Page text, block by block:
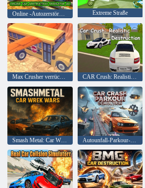
Online -Autozerstörungssimulator 3D Extreme Straße
CAR Crush: Realistische Zerstörung
Autounfall-Parkour-Abriss